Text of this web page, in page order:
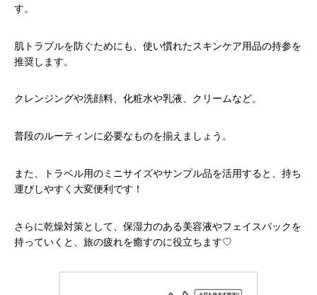
す。
肌トラブルを防ぐためにも、使い慣れたスキンケア用品の持参を
推奨します。
クレンジングや洗顔料、化粧水や乳液、クリームなど。
普段のルーティンに必要なものを揃えましょう。
また、トラベル用のミニサイズやサンプル品を活用すると、持ち
運びしやすく大変便利です！
さらに乾燥対策として、保湿力のある美容液やフェイスパックを
持っていくと、旅の疲れを癒すのに役立ちます♡